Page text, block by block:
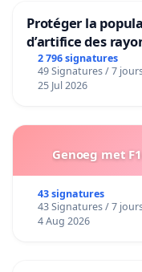
Protéger la
d’artifice des
2 796 signatures
49 Signatures / 7
25 Jul 2026
Genoeg met
43 signatures
43 Signatures / 7
4 Aug 2026